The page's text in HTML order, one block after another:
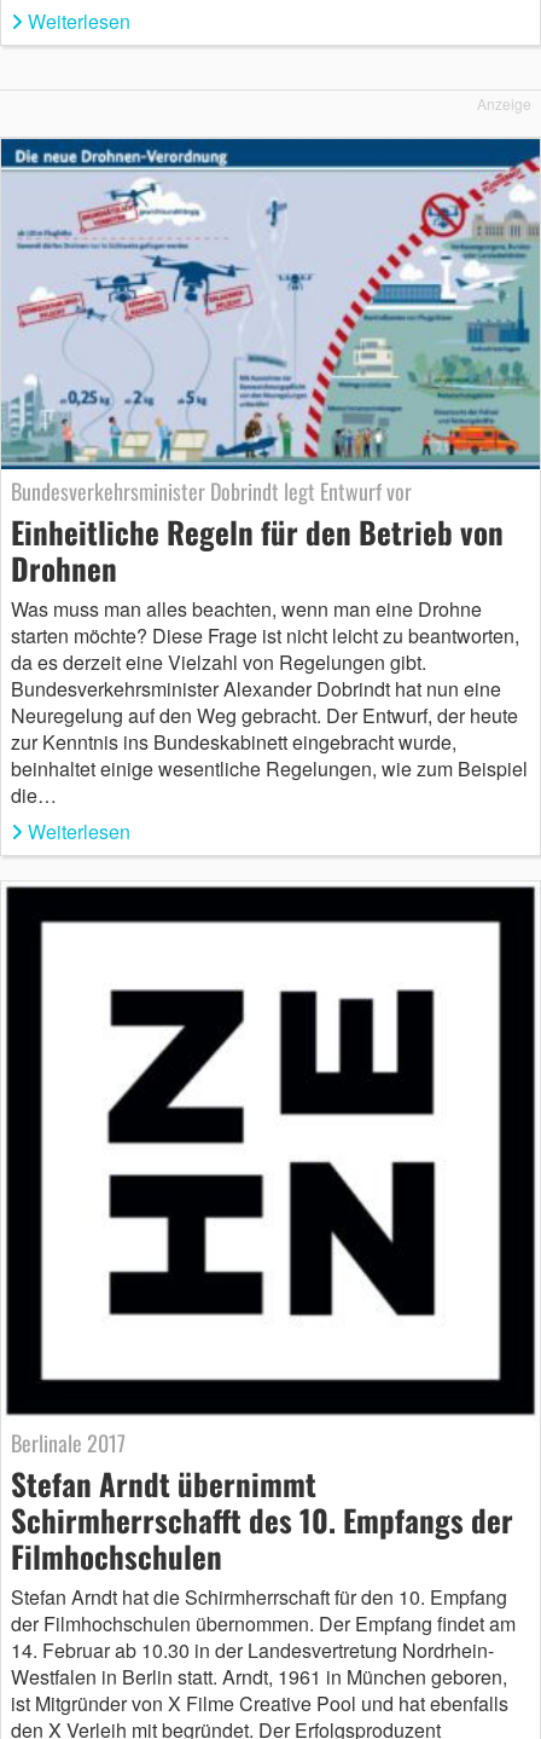
Weiterlesen
Anzeige
Bundesverkehrsminister Dobrindt legt Entwurf vor
Einheitliche Regeln für den Betrieb von
Drohnen
Was muss man alles beachten, wenn man eine Drohne
starten möchte? Diese Frage ist nicht leicht zu beantworten,
da es derzeit eine Vielzahl von Regelungen gibt.
Bundesverkehrsminister Alexander Dobrindt hat nun eine
Neuregelung auf den Weg gebracht. Der Entwurf, der heute
zur Kenntnis ins Bundeskabinett eingebracht wurde,
beinhaltet einige wesentliche Regelungen, wie zum Beispiel
die…
Weiterlesen
Berlinale 2017
Stefan Arndt übernimmt
Schirmherrschafft des 10. Empfangs der
Filmhochschulen
Stefan Arndt hat die Schirmherrschaft für den 10. Empfang
der Filmhochschulen übernommen. Der Empfang findet am
14. Februar ab 10.30 in der Landesvertretung Nordrhein-
Westfalen in Berlin statt. Arndt, 1961 in München geboren,
ist Mitgründer von X Filme Creative Pool und hat ebenfalls
den X Verleih mit begründet. Der Erfolgsproduzent